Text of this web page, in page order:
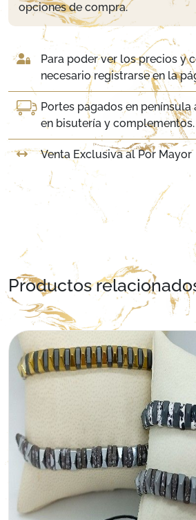
opciones de compra.
Para poder ver los precios y
necesario registrarse en la
Portes pagados en
en bisutería y complementos.
Venta Exclusiva al Por Mayor
Productos